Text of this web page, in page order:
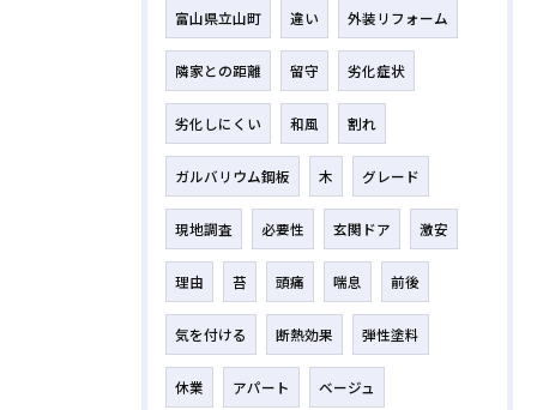
富山県立山町 違い 外装リフォーム
隣家との距離 留守 劣化症状
劣化しにくい 和風 割れ
ガルバリウム鋼板 木 グレード
現地調査 必要性 玄関ドア 激安
理由 苔 頭痛 喘息 前後
気を付ける 断熱効果 弾性塗料
休業 アパート ベージュ